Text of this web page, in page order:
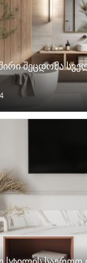
შეცდომა